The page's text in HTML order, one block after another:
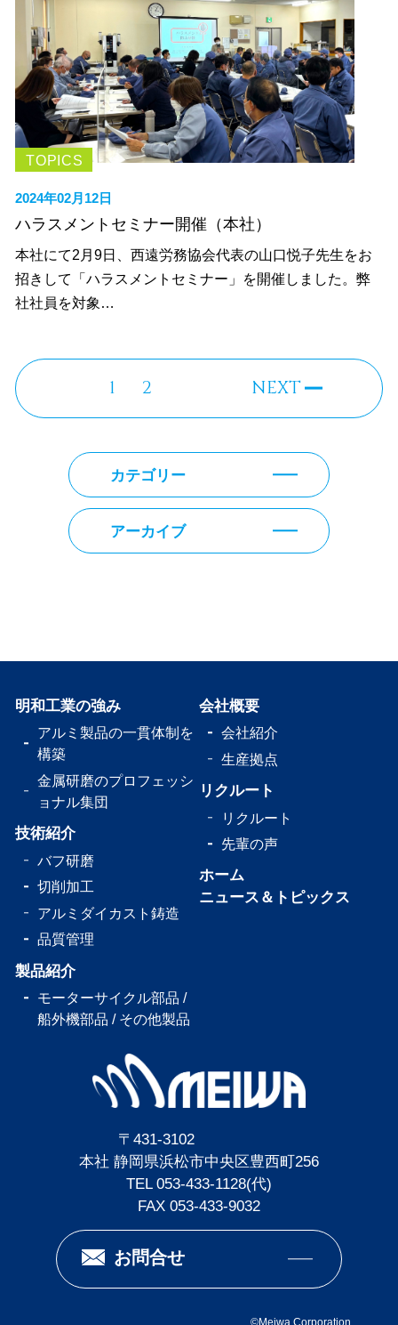
TOPICS
2024年02月12日
ハラスメントセミナー開催（本社）
本社にて2月9日、西遠労務協会代表の山口悦子先生をお
招きして「ハラスメントセミナー」を開催しました。弊
社社員を対象…
1 2 NEXT
カテゴリー
アーカイブ
明和工業の強み
アルミ製品の一貫体制を
構築
金属研磨のプロフェッシ
ョナル集団
技術紹介
バフ研磨
切削加工
アルミダイカスト鋳造
品質管理
製品紹介
モーターサイクル部品 /
船外機部品 / その他製品
会社概要
会社紹介
生産拠点
リクルート
リクルート
先輩の声
ホーム
ニュース＆トピックス
〒431-3102
本社 静岡県浜松市中央区豊西町256
TEL 053-433-1128(代)
FAX 053-433-9032
お問合せ
©Meiwa Corporation